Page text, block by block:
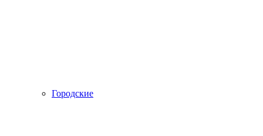
Городские